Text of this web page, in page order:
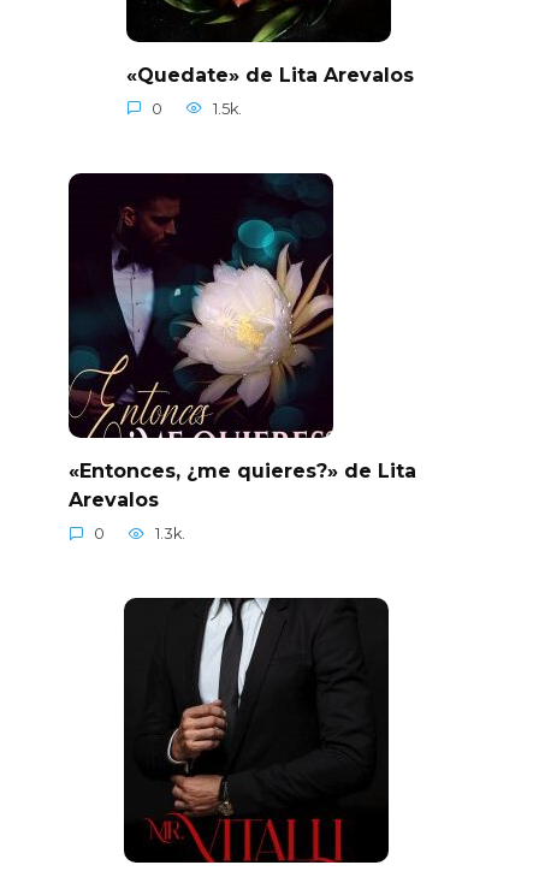
«Quedate» de Lita Arevalos
0 1.5k.
«Entonces, ¿me quieres?» de Lita
Arevalos
0 1.3k.